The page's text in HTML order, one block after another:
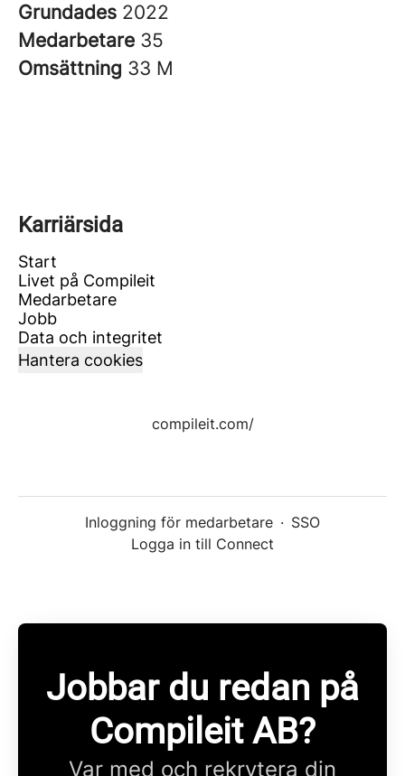
Grundades 2022
Medarbetare 35
Omsättning 33 M
Karriärsida
Start
Livet på Compileit
Medarbetare
Jobb
Data och integritet
Hantera cookies
compileit.com/
Inloggning för medarbetare · SSO
Logga in till Connect
Jobbar du redan på
Compileit AB?
Var med och rekrytera din